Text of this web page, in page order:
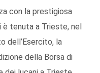
con la prestigiosa
tenuta a Trieste, nel
dell’Esercito, la
della Borsa di